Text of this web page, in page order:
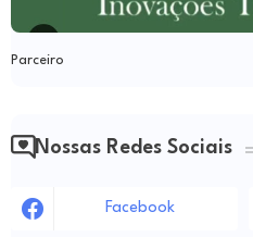
Parceiro
Nossas Redes Sociais
Facebook